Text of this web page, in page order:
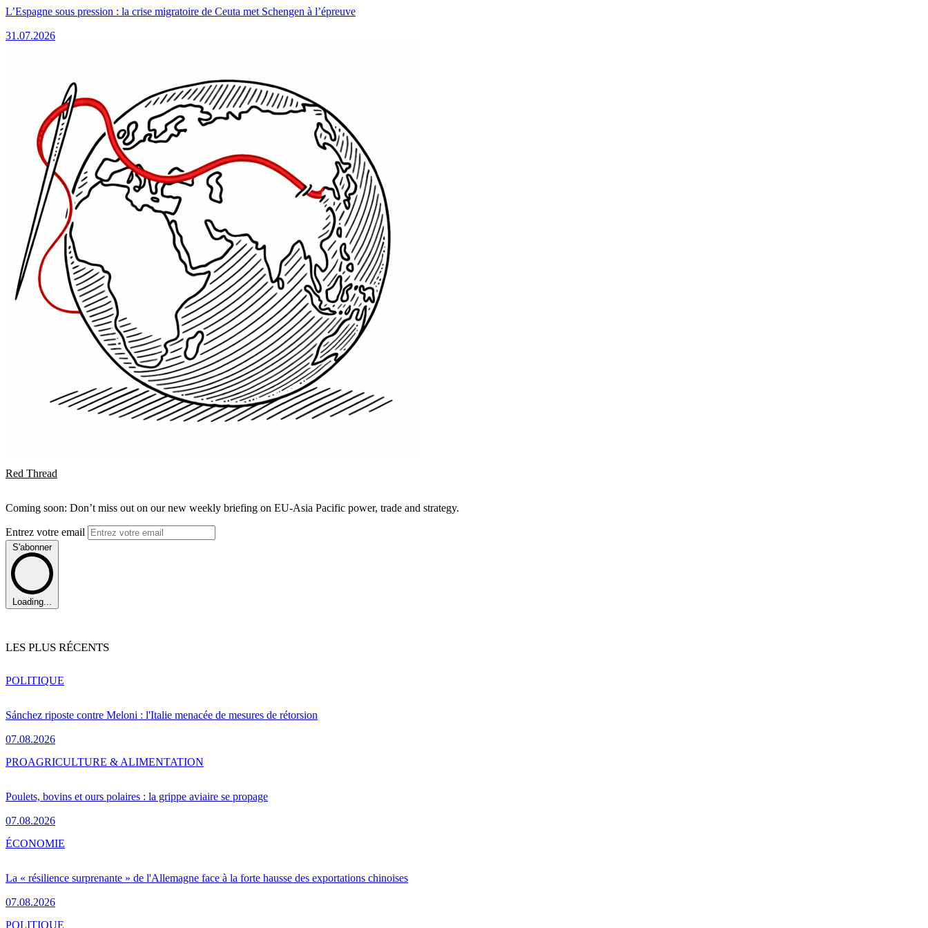
L’Espagne sous pression : la crise migratoire de Ceuta met Schengen à l’épreuve
31.07.2026
Red Thread
Coming soon: Don’t miss out on our new weekly briefing on EU-Asia Pacific power, trade and strategy.
Entrez votre email
S'abonner
Loading...
LES PLUS RÉCENTS
Sánchez riposte contre Meloni : l'Italie menacée de mesures de rétorsion
07.08.2026
POLITIQUE
Poulets, bovins et ours polaires : la grippe aviaire se propage
07.08.2026
PROAGRICULTURE & ALIMENTATION
La « résilience surprenante » de l'Allemagne face à la forte hausse des exportations chinoises
07.08.2026
ÉCONOMIE
POLITIQUE